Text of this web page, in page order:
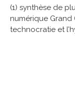
(1) synthèse de
numérique
technocratie et